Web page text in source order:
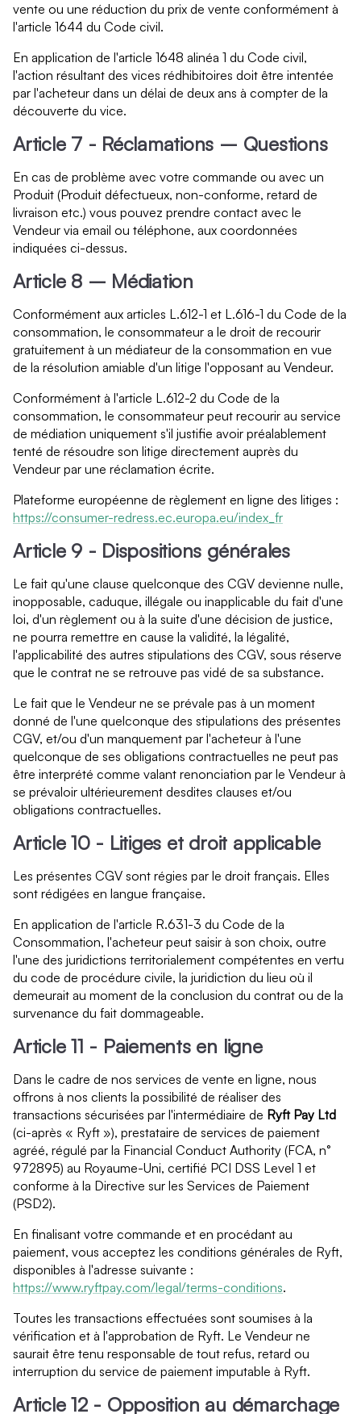
vente ou une réduction du prix de vente conformément à
l'article 1644 du Code civil.
En application de l'article 1648 alinéa 1 du Code civil,
l'action résultant des vices rédhibitoires doit être intentée
par l'acheteur dans un délai de deux ans à compter de la
découverte du vice.
Article 7 - Réclamations – Questions
En cas de problème avec votre commande ou avec un
Produit (Produit défectueux, non-conforme, retard de
livraison etc.) vous pouvez prendre contact avec le
Vendeur via email ou téléphone, aux coordonnées
indiquées ci-dessus.
Article 8 – Médiation
Conformément aux articles L.612-1 et L.616-1 du Code de la
consommation, le consommateur a le droit de recourir
gratuitement à un médiateur de la consommation en vue
de la résolution amiable d'un litige l'opposant au Vendeur.
Conformément à l'article L.612-2 du Code de la
consommation, le consommateur peut recourir au service
de médiation uniquement s'il justifie avoir préalablement
tenté de résoudre son litige directement auprès du
Vendeur par une réclamation écrite.
Plateforme européenne de règlement en ligne des litiges :
https://consumer-redress.ec.europa.eu/index_fr
Article 9 - Dispositions générales
Le fait qu'une clause quelconque des CGV devienne nulle,
inopposable, caduque, illégale ou inapplicable du fait d'une
loi, d'un règlement ou à la suite d'une décision de justice,
ne pourra remettre en cause la validité, la légalité,
l'applicabilité des autres stipulations des CGV, sous réserve
que le contrat ne se retrouve pas vidé de sa substance.
Le fait que le Vendeur ne se prévale pas à un moment
donné de l'une quelconque des stipulations des présentes
CGV, et/ou d'un manquement par l'acheteur à l'une
quelconque de ses obligations contractuelles ne peut pas
être interprété comme valant renonciation par le Vendeur à
se prévaloir ultérieurement desdites clauses et/ou
obligations contractuelles.
Article 10 - Litiges et droit applicable
Les présentes CGV sont régies par le droit français. Elles
sont rédigées en langue française.
En application de l'article R.631-3 du Code de la
Consommation, l'acheteur peut saisir à son choix, outre
l'une des juridictions territorialement compétentes en vertu
du code de procédure civile, la juridiction du lieu où il
demeurait au moment de la conclusion du contrat ou de la
survenance du fait dommageable.
Article 11 - Paiements en ligne
Dans le cadre de nos services de vente en ligne, nous
offrons à nos clients la possibilité de réaliser des
transactions sécurisées par l'intermédiaire de Ryft Pay Ltd
(ci-après « Ryft »), prestataire de services de paiement
agréé, régulé par la Financial Conduct Authority (FCA, n°
972895) au Royaume-Uni, certifié PCI DSS Level 1 et
conforme à la Directive sur les Services de Paiement
(PSD2).
En finalisant votre commande et en procédant au
paiement, vous acceptez les conditions générales de Ryft,
disponibles à l'adresse suivante :
https://www.ryftpay.com/legal/terms-conditions.
Toutes les transactions effectuées sont soumises à la
vérification et à l'approbation de Ryft. Le Vendeur ne
saurait être tenu responsable de tout refus, retard ou
interruption du service de paiement imputable à Ryft.
Article 12 - Opposition au démarchage